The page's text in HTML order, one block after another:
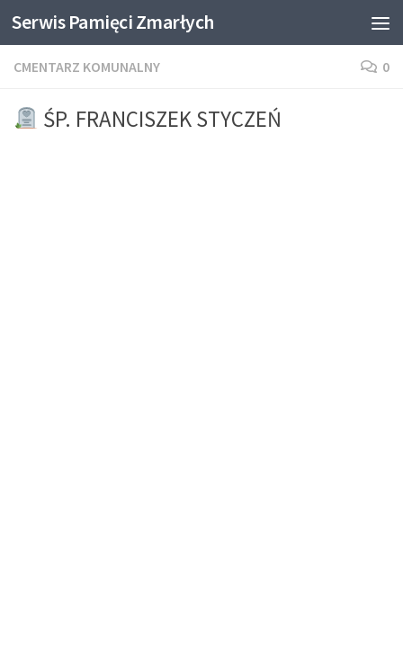
Skip to content
Serwis Pamięci Zmarłych
CMENTARZ KOMUNALNY 0
ŚP. FRANCISZEK STYCZEŃ